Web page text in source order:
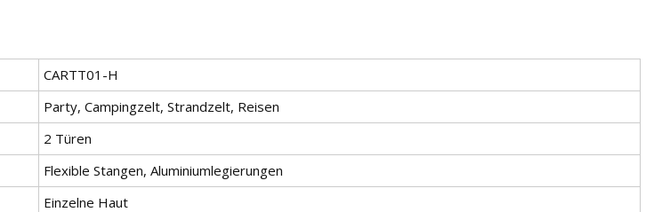
CARTT01-H
Party, Campingzelt, Strandzelt, Reisen
2 Türen
Flexible Stangen, Aluminiumlegierungen
Einzelne Haut